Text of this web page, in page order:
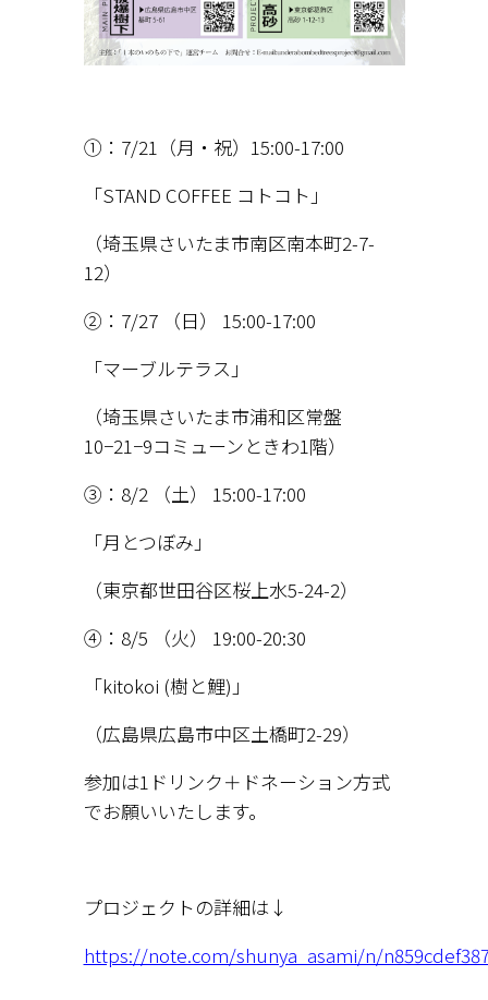
①：7/21（月・祝）15:00-17:00
「STAND COFFEE コトコト」
（埼玉県さいたま市南区南本町2-7-
12）
②：7/27 （日） 15:00-17:00
「マーブルテラス」
（埼玉県さいたま市浦和区常盤
10−21−9コミューンときわ1階）
③：8/2 （土） 15:00-17:00
「月とつぼみ」
（東京都世田谷区桜上水5-24-2）
④：8/5 （火） 19:00-20:30
「kitokoi (樹と鯉)」
（広島県広島市中区土橋町2-29）
参加は1ドリンク＋ドネーション方式
でお願いいたします。
プロジェクトの詳細は↓
https://note.com/shunya_asami/n/